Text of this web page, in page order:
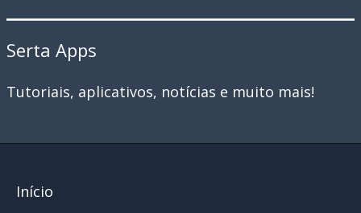
Serta Apps
Tutoriais, aplicativos, notícias e muito mais!
Início